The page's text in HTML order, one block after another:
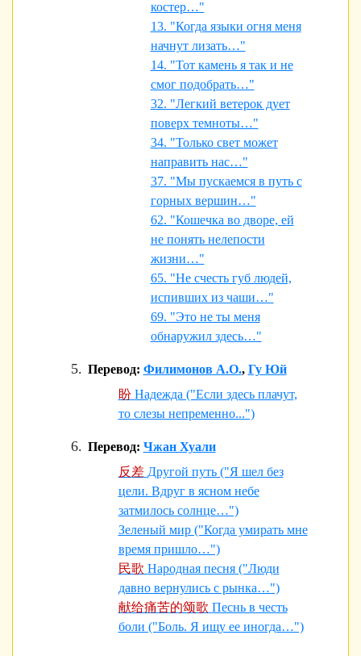
костер…"
13. "Когда языки огня меня
начнут лизать…"
14. "Тот камень я так и не
смог подобрать…"
32. "Легкий ветерок дует
поверх темноты…"
34. "Только свет может
направить нас…"
37. "Мы пускаемся в путь с
горных вершин…"
62. "Кошечка во дворе, ей
не понять нелепости
жизни…"
65. "Не счесть губ людей,
испивших из чаши…"
69. "Это не ты меня
обнаружил здесь…"
Перевод: Филимонов А.О., Гу Юй
盼 Надежда ("Если здесь плачут,
то слезы непременно...")
Перевод: Чжан Хуали
反差 Другой путь ("Я шел без
цели. Вдруг в ясном небе
затмилось солнце…")
Зеленый мир ("Когда умирать мне
время пришло…")
民歌 Народная песня ("Люди
давно вернулись с рынка…")
献给痛苦的颂歌 Песнь в честь
боли ("Боль. Я ищу ее иногда…")